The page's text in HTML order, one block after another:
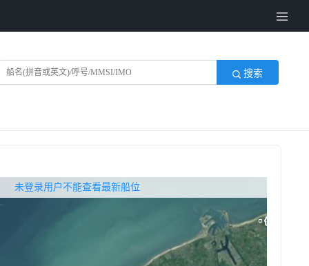
搜索
未登录用户不能查看最新船位
无权查看最新船位，请联系开通